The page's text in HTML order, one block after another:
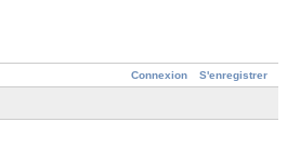
Connexion S'enregistrer